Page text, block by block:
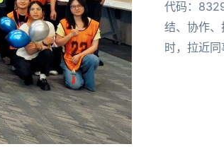
代码：
结、协作
时，拉近同